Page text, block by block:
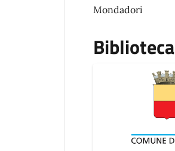
Mondadori
Biblioteca